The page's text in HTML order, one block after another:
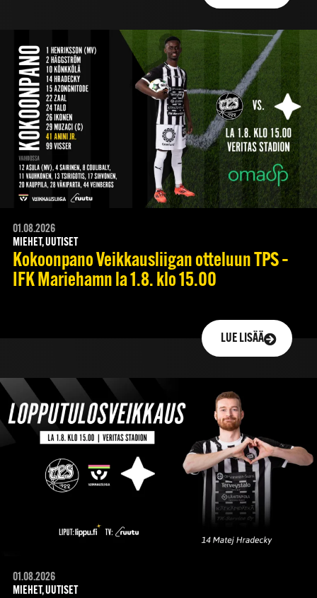
01.08.2026
MIEHET, UUTISET
Kokoonpano Veikkausliigan otteluun TPS –
IFK Mariehamn la 1.8. klo 15.00
LUE LISÄÄ
01.08.2026
MIEHET, UUTISET